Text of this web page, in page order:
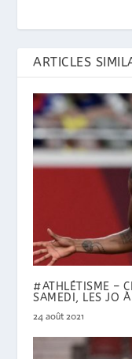
ARTICLES
#ATHLÉTISME –
SAMEDI, LES JO
24 août 2021